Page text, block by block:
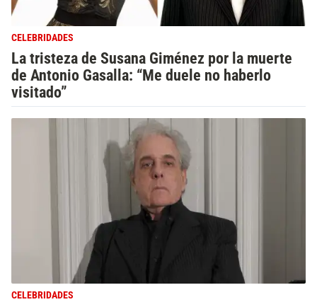
CELEBRIDADES
La tristeza de Susana Giménez por la muerte
de Antonio Gasalla: “Me duele no haberlo
visitado”
CELEBRIDADES